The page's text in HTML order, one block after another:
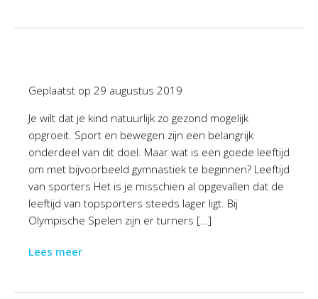
Geplaatst op 29 augustus 2019
Je wilt dat je kind natuurlijk zo gezond mogelijk
opgroeit. Sport en bewegen zijn een belangrijk
onderdeel van dit doel. Maar wat is een goede leeftijd
om met bijvoorbeeld gymnastiek te beginnen? Leeftijd
van sporters Het is je misschien al opgevallen dat de
leeftijd van topsporters steeds lager ligt. Bij
Olympische Spelen zijn er turners […]
Lees meer